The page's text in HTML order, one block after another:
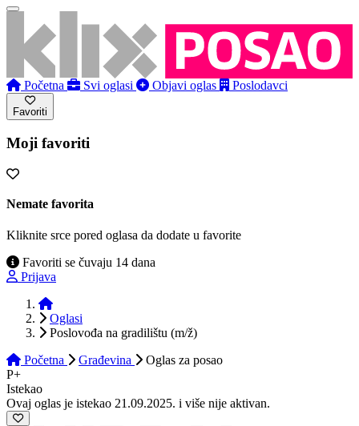
Početna Svi oglasi Objavi oglas Poslodavci
Favoriti
Moji favoriti
Nemate favorita
Kliknite srce pored oglasa da dodate u favorite
Favoriti se čuvaju 14 dana
Prijava
Početna
Oglasi
Poslovođa na gradilištu (m/ž)
Početna
Građevina Oglas za posao
P+
Istekao
Ovaj oglas je istekao 21.09.2025. i više nije aktivan.